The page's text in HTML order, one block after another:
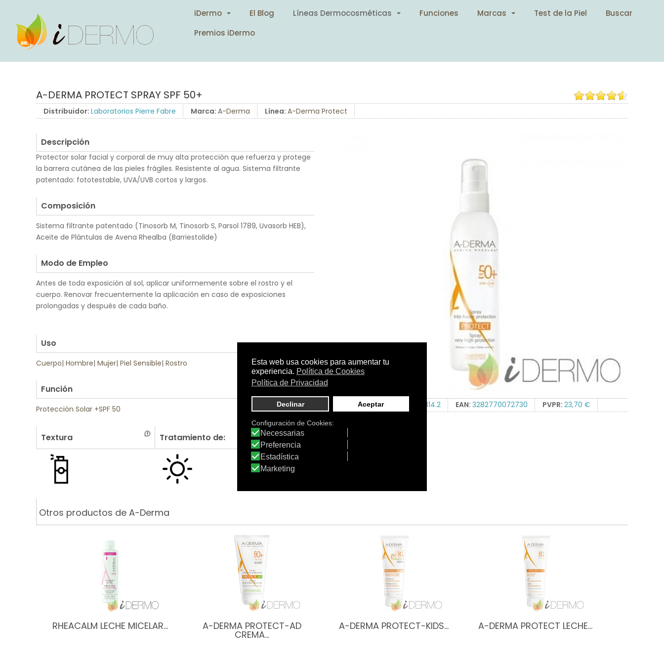
iDermo El Blog Líneas Dermocosméticas Funciones Marcas Test de la Piel
Buscar
Premios iDermo
A-DERMA PROTECT SPRAY SPF 50+
Distribuidor: Laboratorios Pierre Fabre Marca: A-Derma Línea: A-Derma Protect
200 ml. 177314.2 EAN: 3282770072730 PVPR: 23,70 €
Descripción
Protector solar facial y corporal de muy alta protección que refuerza y protege
la barrera cutánea de las pieles frágiles. Resistente al agua. Sistema filtrante
patentado: fototestable, UVA/UVB cortos y largos.
Composición
Sistema filtrante patentado (Tinosorb M, Tinosorb S, Parsol 1789, Uvasorb HEB),
Aceite de Plántulas de Avena Rhealba (Barriestolide)
Modo de Empleo
Antes de toda exposición al sol, aplicar uniformemente sobre el rostro y el
cuerpo. Renovar frecuentemente la aplicación en caso de exposiciones
prolongadas y después de cada baño.
Uso
Cuerpo| Hombre| Mujer| Piel Sensible| Rostro
Función
Protección Solar +SPF 50
Textura Tratamiento de: Apto:
Sí, es apto
Otros productos de A-Derma
RHEACALM LECHE MICELAR… A-DERMA PROTECT-AD
CREMA…
A-DERMA PROTECT-KIDS… A-DERMA PROTECT LECHE…